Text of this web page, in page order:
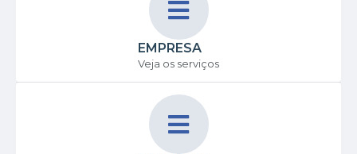
EMPRESA
Veja os serviços